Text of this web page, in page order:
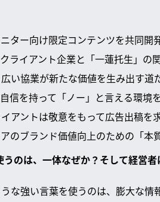
ター向け限定コンテンツを共同開
ライアント企業と「一蓮托生」の
い協業が新たな価値を生み出す道
信を持って「ノー」と言える環境
アントは敬意をもって広告出稿を
のブランド価値向上のための「本
のは、一体なぜか？そして経営
な強い言葉を使うのは、膨大な情